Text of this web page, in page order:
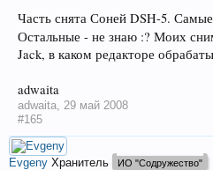
Часть снята Соней DSH-5.
Остальные - не знаю :? Моих
Jack, в каком редакторе
adwaita
adwaita, 29 май 2008
#165
Evgeny Хранитель ИО "Содружество"